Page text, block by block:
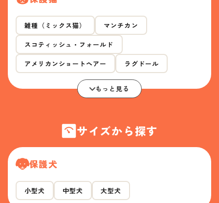
雑種（ミックス猫） マンチカン
スコティッシュ・フォールド
アメリカンショートヘアー ラグドール
もっと見る
サイズから探す
保護犬
小型犬 中型犬 大型犬